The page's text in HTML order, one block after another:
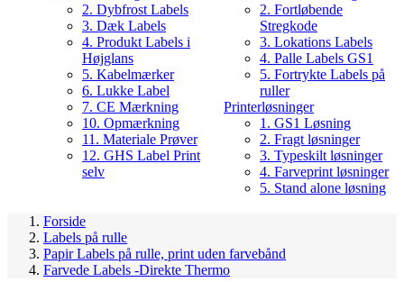
2. Dybfrost Labels
3. Dæk Labels
4. Produkt Labels i
Højglans
5. Kabelmærker
6. Lukke Label
7. CE Mærkning
10. Opmærkning
11. Materiale Prøver
12. GHS Label Print
selv
2. Fortløbende
Stregkode
3. Lokations Labels
4. Palle Labels GS1
5. Fortrykte Labels på
ruller
Printerløsninger
1. GS1 Løsning
2. Fragt løsninger
3. Typeskilt løsninger
4. Farveprint løsninger
5. Stand alone løsning
Forside
Labels på rulle
Papir Labels på rulle, print uden farvebånd
Farvede Labels -Direkte Thermo